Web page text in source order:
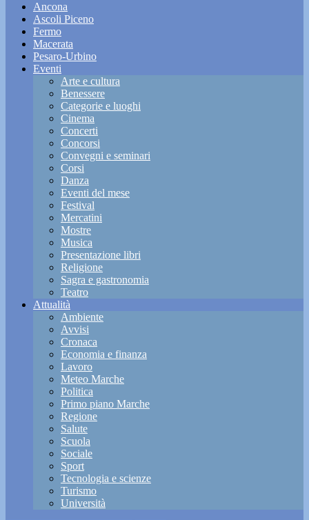
Ancona
Ascoli Piceno
Fermo
Macerata
Pesaro-Urbino
Eventi
Arte e cultura
Benessere
Categorie e luoghi
Cinema
Concerti
Concorsi
Convegni e seminari
Corsi
Danza
Eventi del mese
Festival
Mercatini
Mostre
Musica
Presentazione libri
Religione
Sagra e gastronomia
Teatro
Attualità
Ambiente
Avvisi
Cronaca
Economia e finanza
Lavoro
Meteo Marche
Politica
Primo piano Marche
Regione
Salute
Scuola
Sociale
Sport
Tecnologia e scienze
Turismo
Università